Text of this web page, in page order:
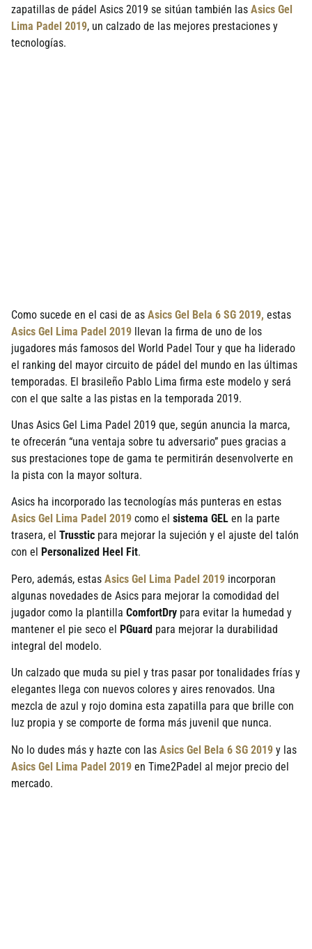
zapatillas de pádel Asics 2019 se sitúan también las Asics Gel
Lima Padel 2019, un calzado de las mejores prestaciones y
tecnologías.
Como sucede en el casi de as Asics Gel Bela 6 SG 2019, estas
Asics Gel Lima Padel 2019 llevan la firma de uno de los
jugadores más famosos del World Padel Tour y que ha liderado
el ranking del mayor circuito de pádel del mundo en las últimas
temporadas. El brasileño Pablo Lima firma este modelo y será
con el que salte a las pistas en la temporada 2019.
Unas Asics Gel Lima Padel 2019 que, según anuncia la marca,
te ofrecerán “una ventaja sobre tu adversario” pues gracias a
sus prestaciones tope de gama te permitirán desenvolverte en
la pista con la mayor soltura.
Asics ha incorporado las tecnologías más punteras en estas
Asics Gel Lima Padel 2019 como el sistema GEL en la parte
trasera, el Trusstic para mejorar la sujeción y el ajuste del talón
con el
Personalized Heel Fit.
Pero, además, estas Asics Gel Lima Padel 2019 incorporan
algunas novedades de Asics para mejorar la comodidad del
jugador como la plantilla ComfortDry para evitar la humedad y
mantener el pie seco el PGuard para mejorar la durabilidad
integral del modelo.
Un calzado que muda su piel y tras pasar por tonalidades frías y
elegantes llega con nuevos colores y aires renovados. Una
mezcla de azul y rojo domina esta zapatilla para que brille con
luz propia y se comporte de forma más juvenil que nunca.
No lo dudes más y hazte con las Asics Gel Bela 6 SG 2019 y las
Asics Gel Lima Padel 2019 en Time2Padel al mejor precio del
mercado.